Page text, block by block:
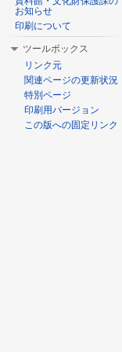
お知らせ
印刷について
ツールボックス
リンク元
関連ページの更新状況
特別ページ
印刷用バージョン
この版への固定リンク